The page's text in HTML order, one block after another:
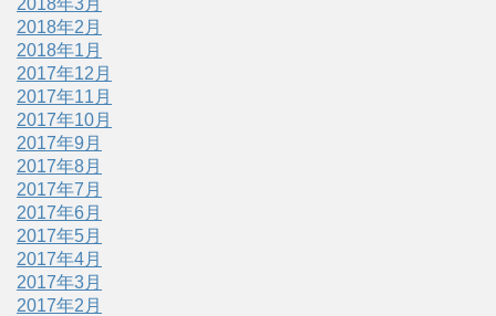
2018年2月
2018年1月
2017年12月
2017年11月
2017年10月
2017年9月
2017年8月
2017年7月
2017年6月
2017年5月
2017年4月
2017年3月
2017年2月